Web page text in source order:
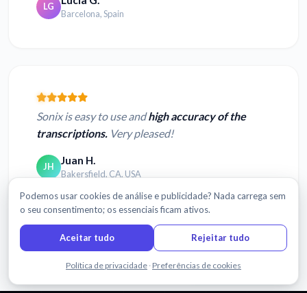
LG
Barcelona, Spain
Sonix is easy to use andhigh accuracy of the
transcriptions. Very pleased!
JH Juan H.
Bakersfield, CA, USA
Ler mais avaliações
Fale connosco
Podemos usar cookies de análise e publicidade? Nada carrega sem
o seu consentimento; os essenciais ficam ativos.
Aceitar tudo Rejeitar tudo
Política de privacidade · Preferências de cookies